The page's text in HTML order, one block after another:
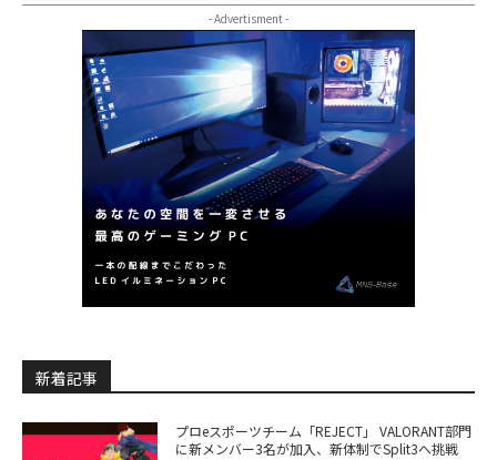
- Advertisment -
新着記事
プロeスポーツチーム「REJECT」 VALORANT部門
に新メンバー3名が加入、新体制でSplit3へ挑戦